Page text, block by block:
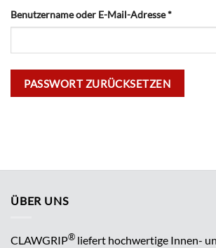
Benutzername oder E-Mail-Adresse*
PASSWORT ZURÜCKSETZEN
ÜBER UNS
CLAWGRIP® liefert hochwertige Innen-